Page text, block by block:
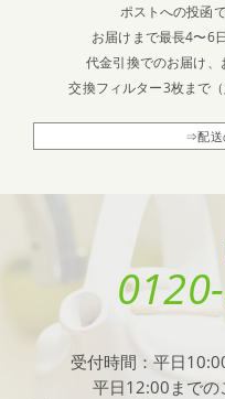
ポストへの投函
お届けまで最長4〜6
代金引換でのお届け、
交換フィルター3枚まで
⇒配送
受付時間：平日
平日12:00までの